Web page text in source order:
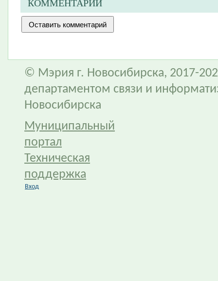
КОММЕНТАРИИ
© Мэрия г. Новосибирска, 2017-
департаментом связи и
Новосибирска
Муниципальный
портал
Техническая
поддержка
Вход